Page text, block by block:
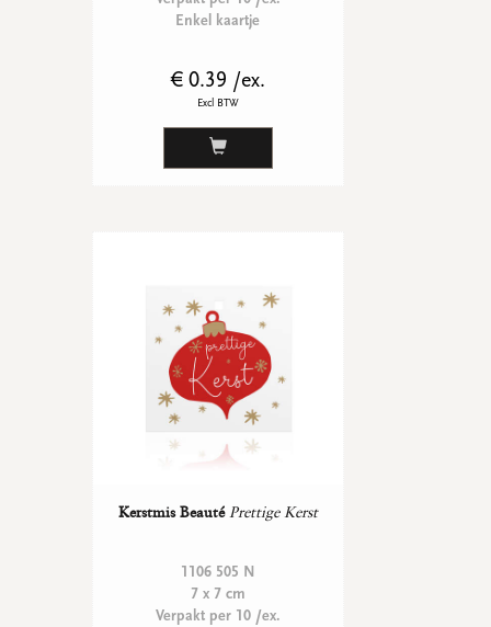
Enkel kaartje
€ 0.39 /ex.
Excl BTW
Kerstmis Beauté Prettige Kerst
1106 505 N
7 x 7 cm
Verpakt per 10 /ex.